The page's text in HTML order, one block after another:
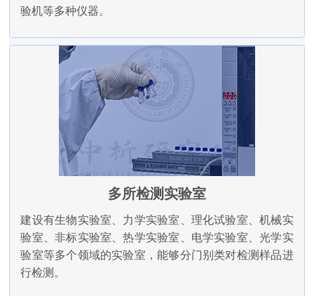
验机等多种仪器。
多所检测实验室
建设有生物实验室、力学实验室、理化试验室、机械实
验室、非标实验室、热学实验室、电学实验室、光学实
验室等多个领域的实验室，能够分门别类对检测样品进
行检测。